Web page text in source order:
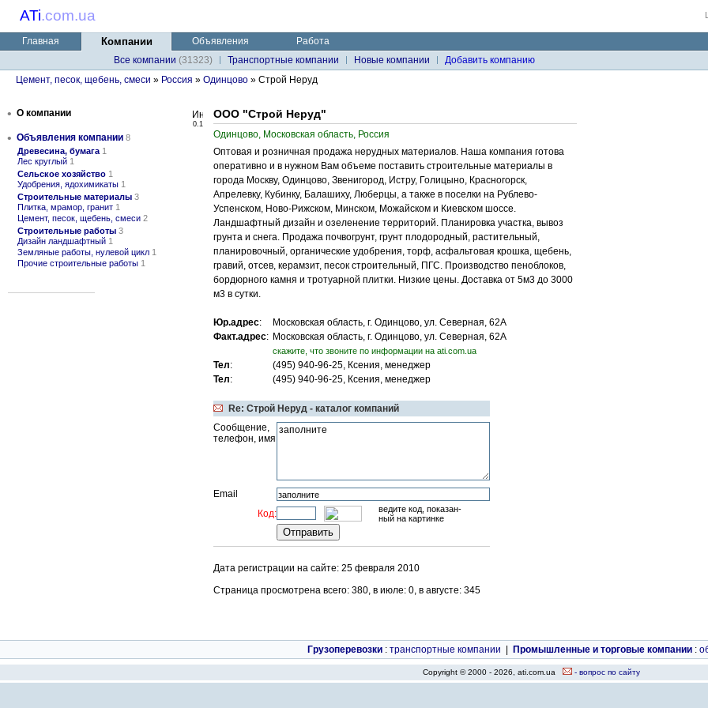
ATi.com.ua
Главная Компании Объявления
Работа
Все компании (31323) Транспортные компании Новые компании
Добавить компанию
Цемент, песок, щебень, смеси » Россия » Одинцово » Строй Неруд
• О компании
• Объявления компании 8
Древесина, бумага 1
Лес круглый 1
Сельское хозяйство 1
Удобрения, ядохимикаты 1
Строительные материалы 3
Плитка, мрамор, гранит 1
Цемент, песок, щебень, смеси 2
Строительные работы 3
Дизайн ландшафтный 1
Земляные работы, нулевой цикл 1
Прочие строительные работы 1
0.1
ООО "Строй Неруд"
Одинцово, Московская область, Россия
Оптовая и розничная продажа нерудных материалов. Наша компания готова
оперативно и в нужном Вам объеме поставить строительные материалы в
города Москву, Одинцово, Звенигород, Истру, Голицыно, Красногорск,
Апрелевку, Кубинку, Балашиху, Люберцы, а также в поселки на Рублево-
Успенском, Ново-Рижском, Минском, Можайском и Киевском шоссе.
Ландшафтный дизайн и озеленение территорий. Планировка участка, вывоз
грунта и снега. Продажа почвогрунт, грунт плодородный, растительный,
планировочный, органические удобрения, торф, асфальтовая крошка, щебень,
гравий, отсев, керамзит, песок строительный, ПГС. Производство пеноблоков,
бордюрного камня и тротуарной плитки. Низкие цены. Доставка от 5м3 до 3000
м3 в сутки.
Юр.адрес:
Московская область, г. Одинцово, ул. Северная, 62А
Факт.адрес: Московская область, г. Одинцово, ул. Северная, 62А
cкажите, что звоните по информации на ati.com.ua
Тел:
(495) 940-96-25, Ксения, менеджер
Тел: (495) 940-96-25, Ксения, менеджер
Re: Строй Неруд - каталог компаний
Сообщение,
телефон, имя
Email
Код:
ведите код, показан-
ный на картинке
Дата регистрации на сайте: 25 февраля 2010
Страница просмотрена всего: 380, в июле: 0, в августе: 345
Грузоперевозки : транспортные компании Промышленные и торговые компании :
Copyright © 2000 - 2026, ati.com.ua - вопрос по сайту